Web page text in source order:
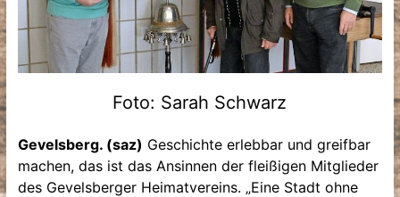
Foto: Sarah Schwarz
Gevelsberg. (saz) Geschichte erlebbar und greifbar
machen, das ist das Ansinnen der fleißigen Mitglieder
des Gevelsberger Heimatvereins. „Eine Stadt ohne